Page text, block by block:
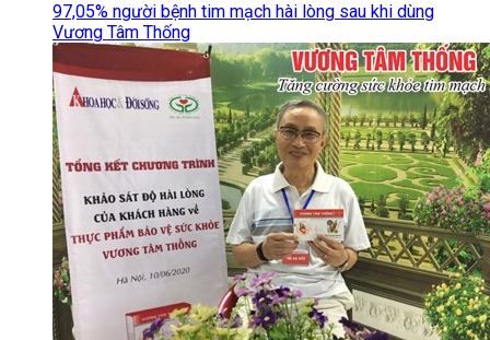
97,05% người bệnh tim mạch hài lòng sau khi dùng
Vương Tâm Thống